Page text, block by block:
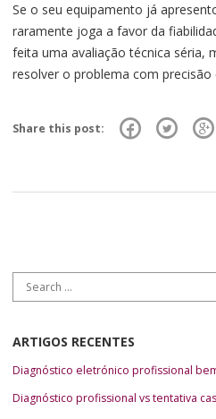
Se o seu equipamento já
raramente joga a favor da
feita uma avaliação técnica séria,
resolver o problema com precisão
Share this post:
Search for:
ARTIGOS RECENTES
Diagnóstico eletrónico profissional
Diagnóstico profissional vs tentativa